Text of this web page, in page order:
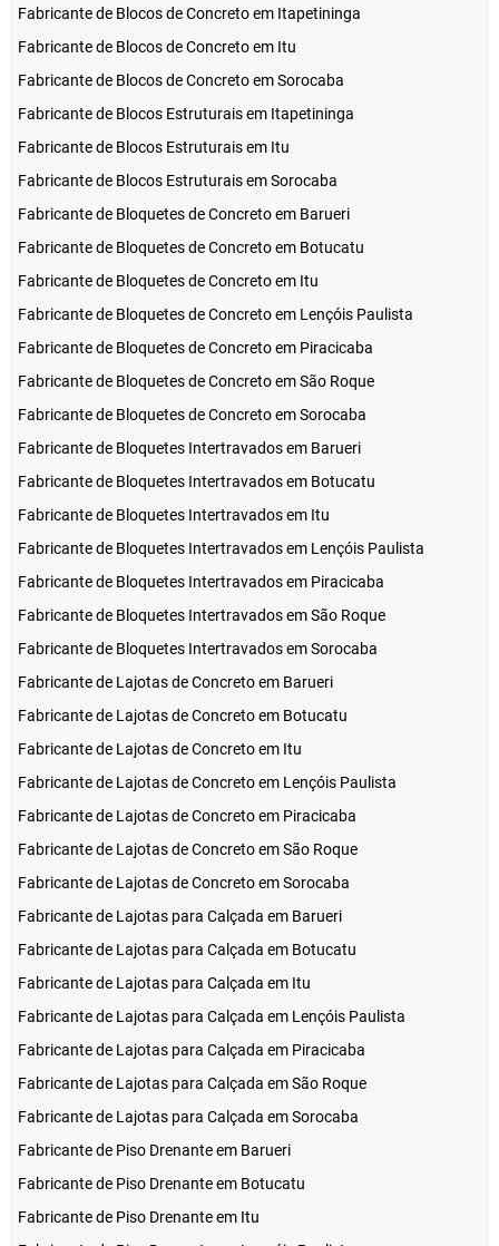
Fabricante de Blocos de Concreto em Itapetininga
Fabricante de Blocos de Concreto em Itu
Fabricante de Blocos de Concreto em Sorocaba
Fabricante de Blocos Estruturais em Itapetininga
Fabricante de Blocos Estruturais em Itu
Fabricante de Blocos Estruturais em Sorocaba
Fabricante de Bloquetes de Concreto em Barueri
Fabricante de Bloquetes de Concreto em Botucatu
Fabricante de Bloquetes de Concreto em Itu
Fabricante de Bloquetes de Concreto em Lençóis Paulista
Fabricante de Bloquetes de Concreto em Piracicaba
Fabricante de Bloquetes de Concreto em São Roque
Fabricante de Bloquetes de Concreto em Sorocaba
Fabricante de Bloquetes Intertravados em Barueri
Fabricante de Bloquetes Intertravados em Botucatu
Fabricante de Bloquetes Intertravados em Itu
Fabricante de Bloquetes Intertravados em Lençóis Paulista
Fabricante de Bloquetes Intertravados em Piracicaba
Fabricante de Bloquetes Intertravados em São Roque
Fabricante de Bloquetes Intertravados em Sorocaba
Fabricante de Lajotas de Concreto em Barueri
Fabricante de Lajotas de Concreto em Botucatu
Fabricante de Lajotas de Concreto em Itu
Fabricante de Lajotas de Concreto em Lençóis Paulista
Fabricante de Lajotas de Concreto em Piracicaba
Fabricante de Lajotas de Concreto em São Roque
Fabricante de Lajotas de Concreto em Sorocaba
Fabricante de Lajotas para Calçada em Barueri
Fabricante de Lajotas para Calçada em Botucatu
Fabricante de Lajotas para Calçada em Itu
Fabricante de Lajotas para Calçada em Lençóis Paulista
Fabricante de Lajotas para Calçada em Piracicaba
Fabricante de Lajotas para Calçada em São Roque
Fabricante de Lajotas para Calçada em Sorocaba
Fabricante de Piso Drenante em Barueri
Fabricante de Piso Drenante em Botucatu
Fabricante de Piso Drenante em Itu